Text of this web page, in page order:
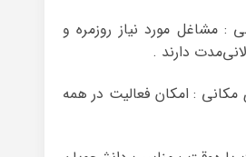
: مشاغل مورد نیاز روزمره و
دارند .
مکانی : امکان فعالیت در همه